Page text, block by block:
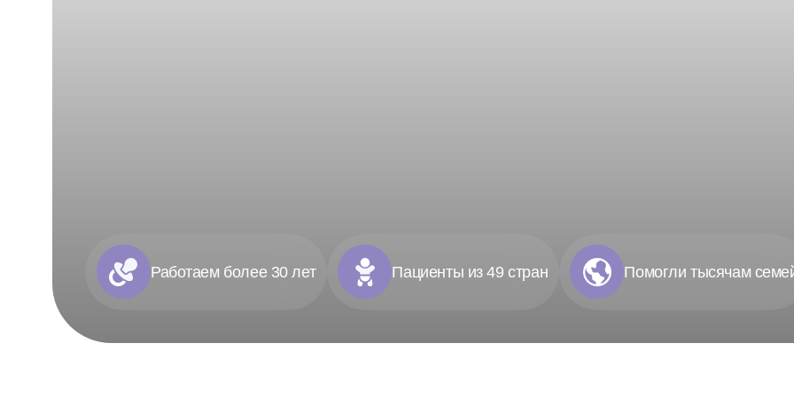
Работаем более 30 лет Пациенты из 49 стран Помогли тысячам